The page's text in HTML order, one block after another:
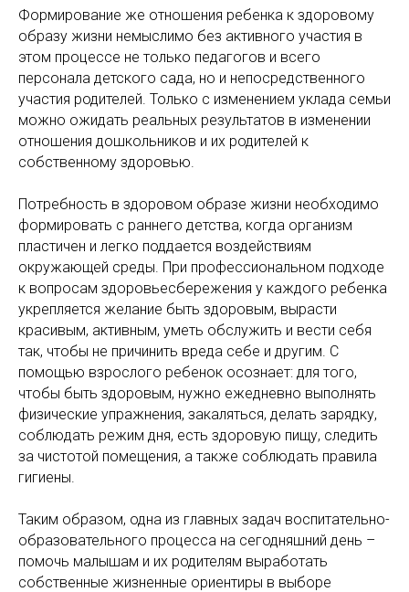
Формирование же отношения ребенка к здоровому
образу жизни немыслимо без активного участия в
этом процессе не только педагогов и всего
персонала детского сада, но и непосредственного
участия родителей. Только с изменением уклада семьи
можно ожидать реальных результатов в изменении
отношения дошкольников и их родителей к
собственному здоровью.
Потребность в здоровом образе жизни необходимо
формировать с раннего детства, когда организм
пластичен и легко поддается воздействиям
окружающей среды. При профессиональном подходе
к вопросам здоровьесбережения у каждого ребенка
укрепляется желание быть здоровым, вырасти
красивым, активным, уметь обслужить и вести себя
так, чтобы не причинить вреда себе и другим. С
помощью взрослого ребенок осознает: для того,
чтобы быть здоровым, нужно ежедневно выполнять
физические упражнения, закаляться, делать зарядку,
соблюдать режим дня, есть здоровую пищу, следить
за чистотой помещения, а также соблюдать правила
гигиены.
Таким образом, одна из главных задач воспитательно-
образовательного процесса на сегодняшний день –
помочь малышам и их родителям выработать
собственные жизненные ориентиры в выборе